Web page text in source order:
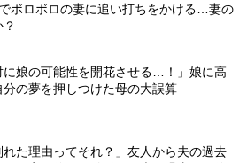
ボロボロの妻に追い打ちをかける…妻の
に娘の可能性を開花させる…！」娘に高
分の夢を押しつけた母の大誤算
れた理由ってそれ？」友人から夫の過去